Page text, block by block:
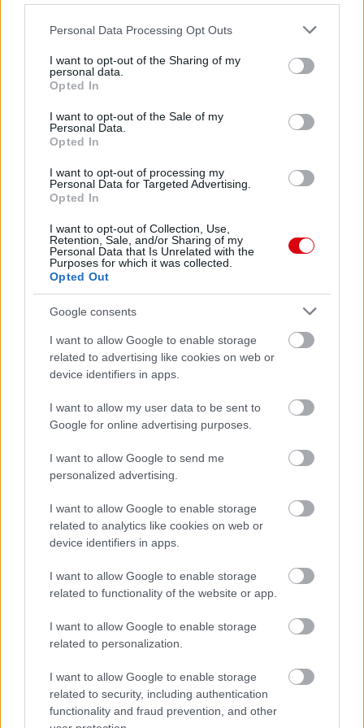
Please note that this website/app uses one or more Google
not limited to your visit or usage behaviour. You may click to
grant or deny consent to Google and its third-party tags to
use your data for below specified purposes in below Google
consent section.
Personal Data Processing Opt Outs
I want to opt-out of the Sharing of my
personal data.
Opted In
I want to opt-out of the Sale of my
Personal Data.
Opted In
I want to opt-out of processing my
Personal Data for Targeted Advertising.
Opted In
I want to opt-out of Collection, Use,
Retention, Sale, and/or Sharing of my
Personal Data that Is Unrelated with the
Purposes for which it was collected.
Opted Out
Google consents
I want to allow Google to enable storage
related to advertising like cookies on web or
device identifiers in apps.
I want to allow my user data to be sent to
Google for online advertising purposes.
I want to allow Google to send me
personalized advertising.
I want to allow Google to enable storage
related to analytics like cookies on web or
device identifiers in apps.
I want to allow Google to enable storage
related to functionality of the website or app.
I want to allow Google to enable storage
related to personalization.
I want to allow Google to enable storage
related to security, including authentication
functionality and fraud prevention, and other
Meccs Center
Paris Saint-Germain
Manchester United
Felkészülési szezon 4. mérkőzés
Nya Ullevi, Göteborg
2026-08-08 17:00
1 nap 15 óra 47 perc 7 másodperc
Leeds Unitedvs Manchester United2026-08-12 20:30
AC MilanvsManchester United2026-08-15 18:00
ELŐZŐ MÉRKŐZÉSEK
Támogatás
Támogasd adományoddal
a ManUtdFanatics.hu működését!
Kapcsolódó hírek
KOBBIE MAINOO